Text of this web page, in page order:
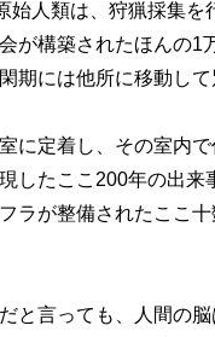
人類は、狩猟採集を
が構築されたほんの
期には他所に移動し
に定着し、その室内
したここ200年の出
ラが整備されたここ
と言っても、人間の